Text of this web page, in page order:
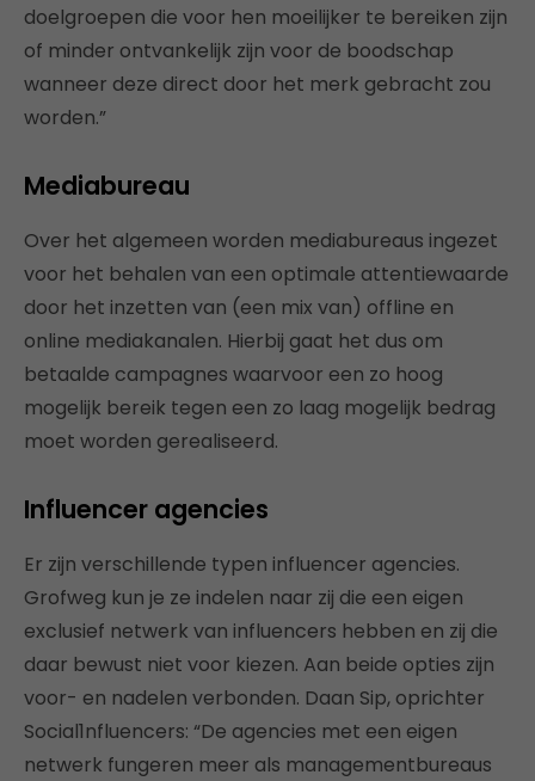
doelgroepen die voor hen moeilijker te bereiken zijn
of minder ontvankelijk zijn voor de boodschap
wanneer deze direct door het merk gebracht zou
worden.”
Mediabureau
Over het algemeen worden mediabureaus ingezet
voor het behalen van een optimale attentiewaarde
door het inzetten van (een mix van) offline en
online mediakanalen. Hierbij gaat het dus om
betaalde campagnes waarvoor een zo hoog
mogelijk bereik tegen een zo laag mogelijk bedrag
moet worden gerealiseerd.
Influencer agencies
Er zijn verschillende typen influencer agencies.
Grofweg kun je ze indelen naar zij die een eigen
exclusief netwerk van influencers hebben en zij die
daar bewust niet voor kiezen. Aan beide opties zijn
voor- en nadelen verbonden. Daan Sip, oprichter
Social1nfluencers: “De agencies met een eigen
netwerk fungeren meer als managementbureaus